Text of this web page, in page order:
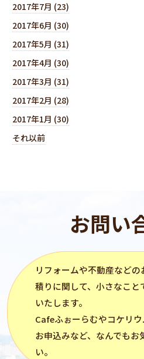
2017年7月 (23)
2017年6月 (30)
2017年5月 (31)
2017年4月 (30)
2017年3月 (31)
2017年2月 (28)
2017年1月 (30)
それ以前
お問い
リフォームや不動産などの
積りに関して、小さなこと
いたします。
Cafeふぉーらむやコケリ
お申込みなど、なんでもお
い。